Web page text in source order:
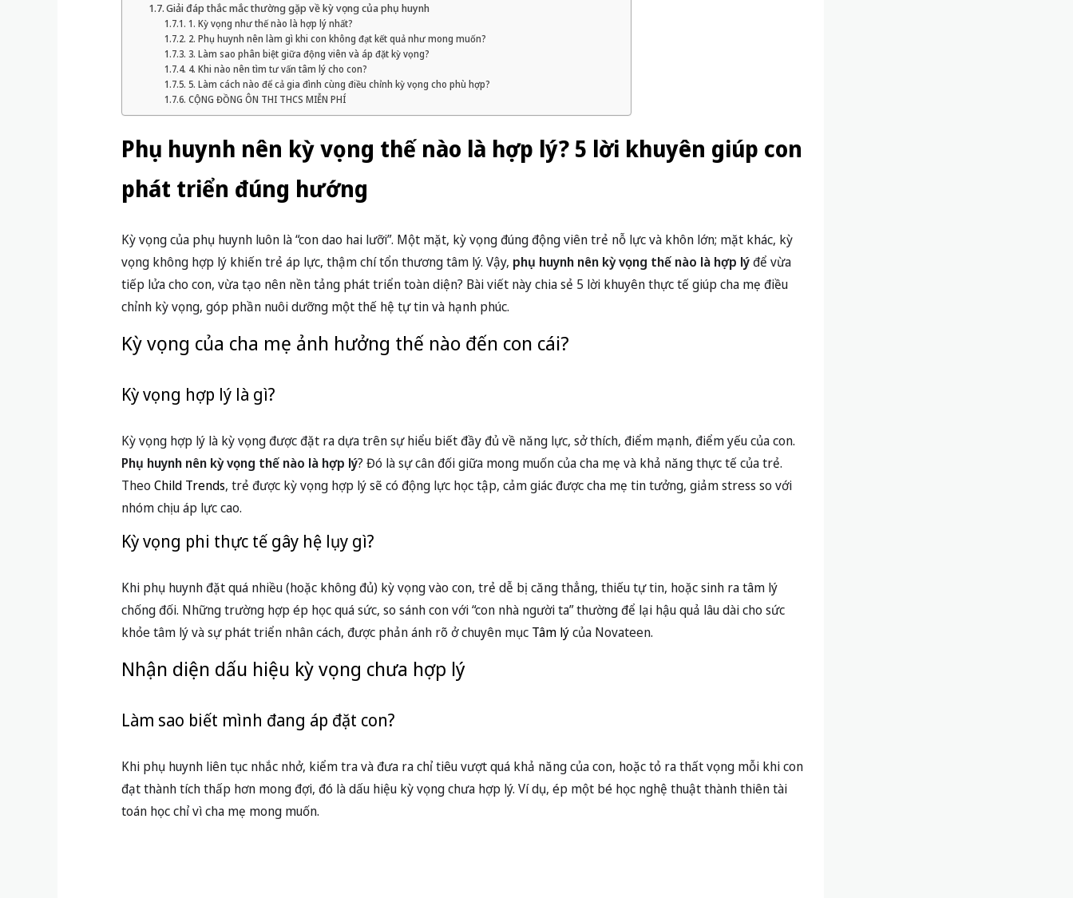
Giải đáp thắc mắc thường gặp về kỳ vọng của phụ huynh
1. Kỳ vọng như thế nào là hợp lý nhất?
2. Phụ huynh nên làm gì khi con không đạt kết quả như mong muốn?
3. Làm sao phân biệt giữa động viên và áp đặt kỳ vọng?
4. Khi nào nên tìm tư vấn tâm lý cho con?
5. Làm cách nào để cả gia đình cùng điều chỉnh kỳ vọng cho phù hợp?
CỘNG ĐỒNG ÔN THI THCS MIỄN PHÍ
Phụ huynh nên kỳ vọng thế nào là hợp lý? 5 lời khuyên giúp con
phát triển đúng hướng
Kỳ vọng của phụ huynh luôn là “con dao hai lưỡi”. Một mặt, kỳ vọng đúng động viên trẻ nỗ lực và khôn lớn; mặt khác, kỳ
vọng không hợp lý khiến trẻ áp lực, thậm chí tổn thương tâm lý. Vậy, phụ huynh nên kỳ vọng thế nào là hợp lýđể vừa
tiếp lửa cho con, vừa tạo nên nền tảng phát triển toàn diện? Bài viết này chia sẻ 5 lời khuyên thực tế giúp cha mẹ điều
chỉnh kỳ vọng, góp phần nuôi dưỡng một thế hệ tự tin và hạnh phúc.
Kỳ vọng của cha mẹ ảnh hưởng thế nào đến con cái?
Kỳ vọng hợp lý là gì?
Kỳ vọng hợp lý là kỳ vọng được đặt ra dựa trên sự hiểu biết đầy đủ về năng lực, sở thích, điểm mạnh, điểm yếu của con.
Phụ huynh nên kỳ vọng thế nào là hợp lý? Đó là sự cân đối giữa mong muốn của cha mẹ và khả năng thực tế của trẻ.
TheoChild Trends, trẻ được kỳ vọng hợp lý sẽ có động lực học tập, cảm giác được cha mẹ tin tưởng, giảm stress so với
nhóm chịu áp lực cao.
Kỳ vọng phi thực tế gây hệ lụy gì?
Khi phụ huynh đặt quá nhiều (hoặc không đủ) kỳ vọng vào con, trẻ dễ bị căng thẳng, thiếu tự tin, hoặc sinh ra tâm lý
chống đối. Những trường hợp ép học quá sức, so sánh con với “con nhà người ta” thường để lại hậu quả lâu dài cho sức
khỏe tâm lý và sự phát triển nhân cách, được phản ánh rõ ở chuyên mục Tâm lýcủa Novateen.
Nhận diện dấu hiệu kỳ vọng chưa hợp lý
Làm sao biết mình đang áp đặt con?
Khi phụ huynh liên tục nhắc nhở, kiểm tra và đưa ra chỉ tiêu vượt quá khả năng của con, hoặc tỏ ra thất vọng mỗi khi con
đạt thành tích thấp hơn mong đợi, đó là dấu hiệu kỳ vọng chưa hợp lý. Ví dụ, ép một bé học nghệ thuật thành thiên tài
toán học chỉ vì cha mẹ mong muốn.